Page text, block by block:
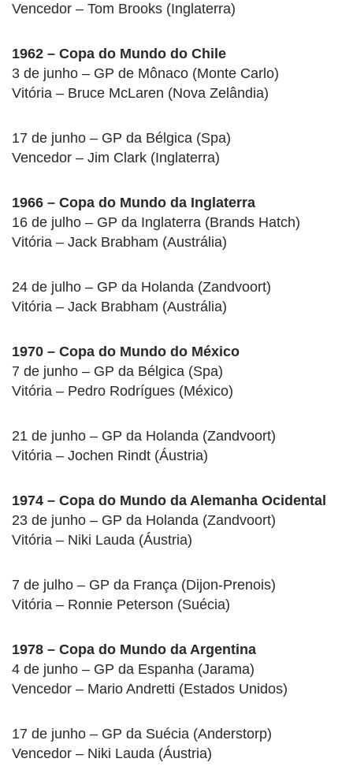
Vencedor – Tom Brooks (Inglaterra)
1962 – Copa do Mundo do Chile
3 de junho – GP de Mônaco (Monte Carlo)
Vitória – Bruce McLaren (Nova Zelândia)
17 de junho – GP da Bélgica (Spa)
Vencedor – Jim Clark (Inglaterra)
1966 – Copa do Mundo da Inglaterra
16 de julho – GP da Inglaterra (Brands Hatch)
Vitória – Jack Brabham (Austrália)
24 de julho – GP da Holanda (Zandvoort)
Vitória – Jack Brabham (Austrália)
1970 – Copa do Mundo do México
7 de junho – GP da Bélgica (Spa)
Vitória – Pedro Rodrígues (México)
21 de junho – GP da Holanda (Zandvoort)
Vitória – Jochen Rindt (Áustria)
1974 – Copa do Mundo da Alemanha Ocidental
23 de junho – GP da Holanda (Zandvoort)
Vitória – Niki Lauda (Áustria)
7 de julho – GP da França (Dijon-Prenois)
Vitória – Ronnie Peterson (Suécia)
1978 – Copa do Mundo da Argentina
4 de junho – GP da Espanha (Jarama)
Vencedor – Mario Andretti (Estados Unidos)
17 de junho – GP da Suécia (Anderstorp)
Vencedor – Niki Lauda (Áustria)